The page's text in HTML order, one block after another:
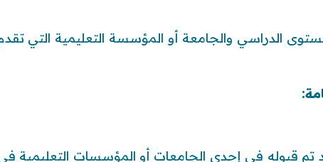
الدراسي والجامعة أو المؤسسة التعليمية التي
قبوله في إحدى الجامعات أو المؤسسات التعليمية